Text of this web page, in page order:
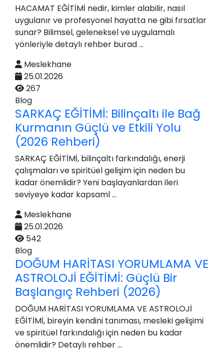
HACAMAT EĞİTİMİ nedir, kimler alabilir, nasıl
uygulanır ve profesyonel hayatta ne gibi fırsatlar
sunar? Bilimsel, geleneksel ve uygulamalı
yönleriyle detaylı rehber burad ...
Meslekhane
25.01.2026
267
Blog
SARKAÇ EĞİTİMİ: Bilinçaltı ile Bağ
Kurmanın Güçlü ve Etkili Yolu
(2026 Rehberi)
SARKAÇ EĞİTİMİ, bilinçaltı farkındalığı, enerji
çalışmaları ve spiritüel gelişim için neden bu
kadar önemlidir? Yeni başlayanlardan ileri
seviyeye kadar kapsaml ...
Meslekhane
25.01.2026
542
Blog
DOĞUM HARİTASI YORUMLAMA VE
ASTROLOJİ EĞİTİMİ: Güçlü Bir
Başlangıç Rehberi (2026)
DOĞUM HARİTASI YORUMLAMA VE ASTROLOJİ
EĞİTİMİ, bireyin kendini tanıması, mesleki gelişimi
ve spiritüel farkındalığı için neden bu kadar
önemlidir? Detaylı rehber ...